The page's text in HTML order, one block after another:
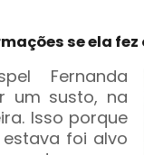
se ela
Fernanda
um susto, na
Isso porque
foi alvo